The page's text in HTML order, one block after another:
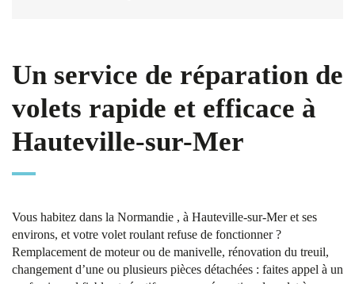
Un service de réparation de
volets rapide et efficace à
Hauteville-sur-Mer
Vous habitez dans la Normandie , à Hauteville-sur-Mer et ses
environs, et votre volet roulant refuse de fonctionner ?
Remplacement de moteur ou de manivelle, rénovation du treuil,
changement d’une ou plusieurs pièces détachées : faites appel à un